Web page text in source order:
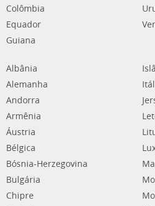
Colômbia
Equador
Guiana
Albânia
Alemanha
Andorra
Armênia
Áustria
Bélgica
Bósnia-Herzegovina
Bulgária
Chipre